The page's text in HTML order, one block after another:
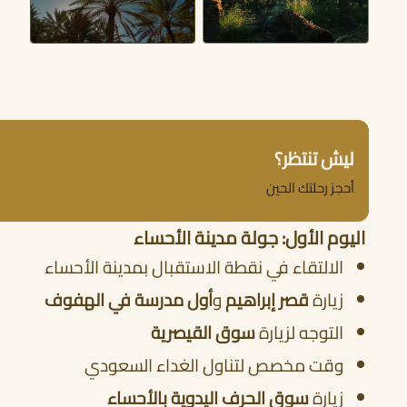
ليش تنتظر؟
أحجز رحلتك الحين
اليوم الأول: جولة مدينة الأحساء
الالتقاء في نقطة الاستقبال بمدينة الأحساء
زيارةقصر إبراهيموأول مدرسة في الهفوف
التوجه لزيارةسوق القيصرية
وقت مخصص لتناول الغداء السعودي
زيارةسوق الحرف اليدوية بالأحساء